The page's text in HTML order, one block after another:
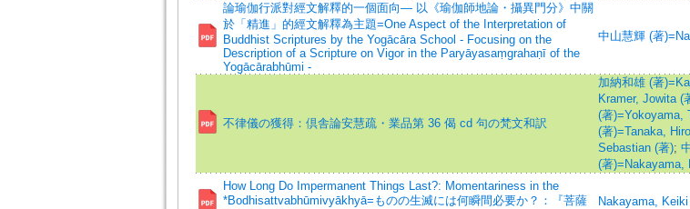
論瑜伽行派對經文解釋的一個面向— 以《瑜伽師地論・攝異門分》中關
於「精進」的經文解釋為主題=One Aspect of the Interpretation of
Buddhist Scriptures by the Yogācāra School - Focusing on the
Description of a Scripture on Vigor in the Paryāyasaṃgrahaṇī of the
Yogācārabhūmi -
中山慧輝 (著
不律儀の獲得：倶舎論安慧疏・業品第 36 偈 cd 句の梵文和訳
加納和雄 (著
Kramer, Jowita (
(著)=Yokoyama,
(著)=Tanaka,
Sebastian (著);
(著)=Nakayama,
How Long Do Impermanent Things Last?: Momentariness in the
*Bodhisattvabhūmivyākhyā=ものの生滅には何瞬間必要か？：『菩薩
Nakayama,